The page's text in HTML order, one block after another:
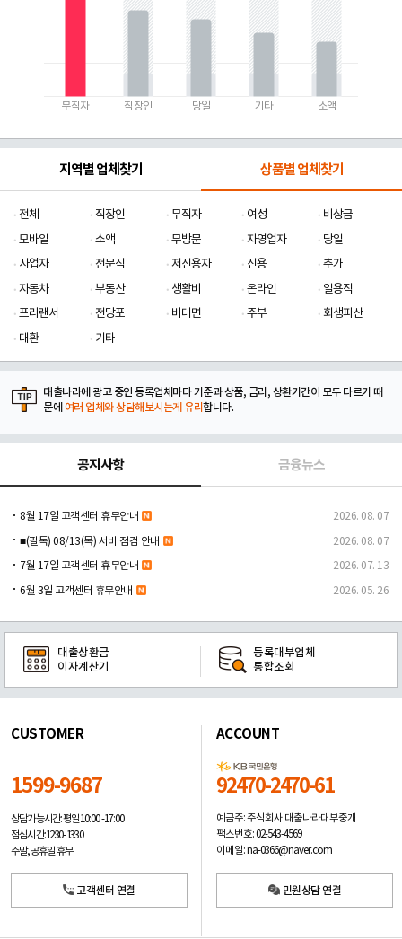
무직자 직장인 당일 기타 소액
지역별 업체찾기 상품별 업체찾기
전체 직장인 무직자 여성
비상금
모바일
소액 무방문 자영업자
당일
사업자
전문직 저신용자 신용
추가
자동차
부동산 생활비 온라인
일용직
프리랜서
전당포 비대면 주부
회생파산
대환
기타
대출나라에 광고 중인 등록업체마다 기준과 상품, 금리, 상환기간이 모두 다르기 때
문에 여러 업체와 상담해보시는게 유리합니다.
공지사항 금융뉴스
8월 17일 고객센터 휴무안내 2026. 08. 07
■(필독) 08/13(목) 서버 점검 안내 2026. 08. 07
7월 17일 고객센터 휴무안내 2026. 07. 13
6월 3일 고객센터 휴무안내 2026. 05. 26
대출상환금
이자계산기
등록대부업체
통합조회
CUSTOMER
1599-9687
상담가능시간: 평일10:00 -17:00
점심시간: 12:30 - 13:30
주말, 공휴일 휴무
고객센터 연결
ACCOUNT
92470-2470-61
예금주: 주식회사 대출나라대부중개
팩스번호: 02-543-4569
이메일: na-0366@naver.com
민원상담 연결